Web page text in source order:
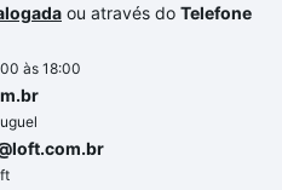
ou através do Telefone
às 18:00